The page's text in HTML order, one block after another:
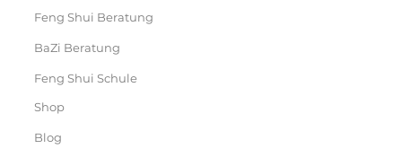
Feng Shui Beratung
BaZi Beratung
Feng Shui Schule
Shop
Blog